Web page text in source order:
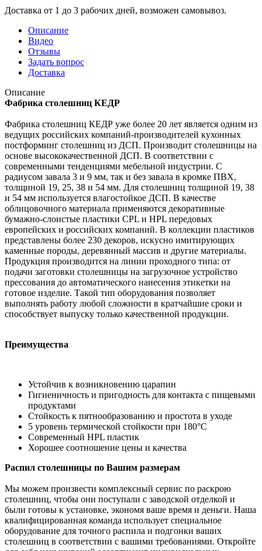
Доставка от 1 до 3 рабочих дней, возможен самовывоз.
Описание
Видео
Отзывы
Задать вопрос
Доставка
Описание
Фабрика столешниц КЕДР
Фабрика столешниц КЕДР уже более 20 лет является одним из
ведущих российских компаний-производителей кухонных
постформинг столешниц из ДСП. Производит столешницы на
основе высококачественной ДСП. В соответствии с
современными тенденциями мебельной индустрии. С
радиусом завала 3 и 9 мм, так и без завала в кромке ПВХ,
толщиной 19, 25, 38 и 54 мм. Для столешниц толщиной 19, 38
и 54 мм используется влагостойкое ДСП. В качестве
облицовочного материала применяются декоративные
бумажно-слоистые пластики CPL и HPL передовых
европейских и российских компаний. В коллекции пластиков
представлены более 230 декоров, искусно имитирующих
каменные породы, деревянный массив и другие материалы.
Продукция производится на линии проходного типа: от
подачи заготовки столешницы на загрузочное устройство
прессования до автоматического нанесения этикетки на
готовое изделие. Такой тип оборудования позволяет
выполнять работу любой сложности в кратчайшие сроки и
способствует выпуску только качественной продукции.
Преимущества
Устойчив к возникновению царапин
Гигиеничность и пригодность для контакта с пищевыми
продуктами
Стойкость к пятнообразованию и простота в уходе
5 уровень термической стойкости при 180°С
Современный HPL пластик
Хорошее соотношение цены и качества
Распил столешницы по Вашим размерам
Мы можем произвести комплексный сервис по раскрою
столешниц, чтобы они поступали с заводской отделкой и
были готовы к установке, экономя ваше время и деньги. Наша
квалифицированная команда использует специальное
оборудование для точного распила и подгонки ваших
столешниц в соответствии с вашими требованиями. Откройте